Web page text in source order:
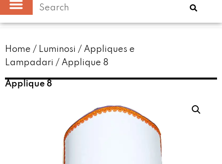
Home / Luminosi / Appliques e
Lampadari / Applique 8
Applique 8